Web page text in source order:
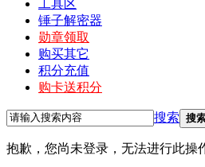
工具区
锤子解密器
勋章领取
购买其它
积分充值
购卡送积分
搜索 搜
抱歉，您尚未登录，无法进行此操